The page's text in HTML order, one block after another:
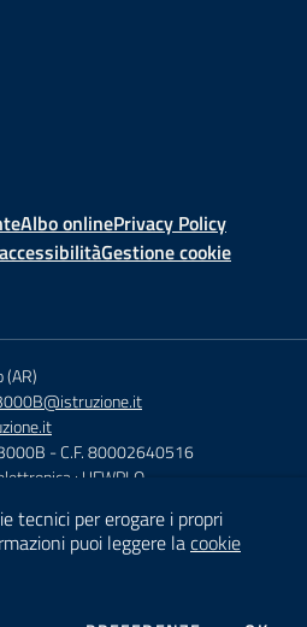
Albo onlinePrivacy Policy
Gestione cookie
(AR)
- C.F. 80002640516
: UFWPLQ
& Design by
Designers Italia
tecnici per erogare i propri
puoi leggere lacookie